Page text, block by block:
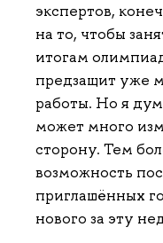
экспертов,
на то, чтобы
итогам
предзащит уже
работы. Но я
может много
сторону. Тем
возможность
приглашённых
нового за эту